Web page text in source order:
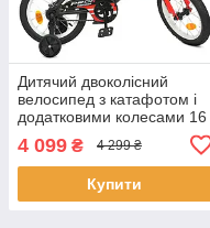
Дитячий двоколісний
велосипед з катафотом і
додатковими колесами 16
Y16325 Червоний
4 099 ₴ 4 299 ₴
Купити